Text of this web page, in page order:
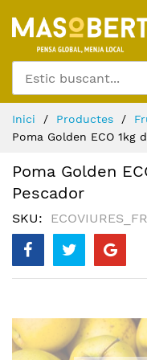
Content
Inici Productes
Poma Golden ECO 1kg
Poma Golden
Pescador
SKU
to
the
end